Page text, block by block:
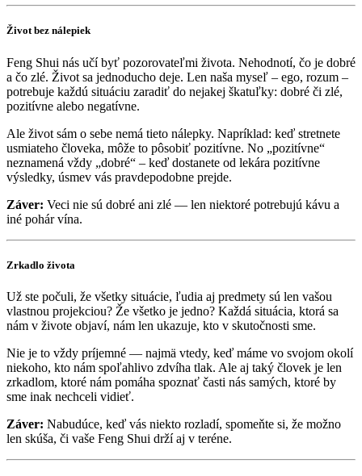
Život bez nálepiek
Feng Shui nás učí byť pozorovateľmi života. Nehodnotí, čo je dobré
a čo zlé. Život sa jednoducho deje. Len naša myseľ – ego, rozum –
potrebuje každú situáciu zaradiť do nejakej škatuľky: dobré či zlé,
pozitívne alebo negatívne.
Ale život sám o sebe nemá tieto nálepky. Napríklad: keď stretnete
usmiateho človeka, môže to pôsobiť pozitívne. No „pozitívne“
neznamená vždy „dobré“ – keď dostanete od lekára pozitívne
výsledky, úsmev vás pravdepodobne prejde.
Záver: Veci nie sú dobré ani zlé — len niektoré potrebujú kávu a
iné pohár vína.
Zrkadlo života
Už ste počuli, že všetky situácie, ľudia aj predmety sú len vašou
vlastnou projekciou? Že všetko je jedno? Každá situácia, ktorá sa
nám v živote objaví, nám len ukazuje, kto v skutočnosti sme.
Nie je to vždy príjemné — najmä vtedy, keď máme vo svojom okolí
niekoho, kto nám spoľahlivo zdvíha tlak. Ale aj taký človek je len
zrkadlom, ktoré nám pomáha spoznať časti nás samých, ktoré by
sme inak nechceli vidieť.
Záver: Nabudúce, keď vás niekto rozladí, spomeňte si, že možno
len skúša, či vaše Feng Shui drží aj v teréne.